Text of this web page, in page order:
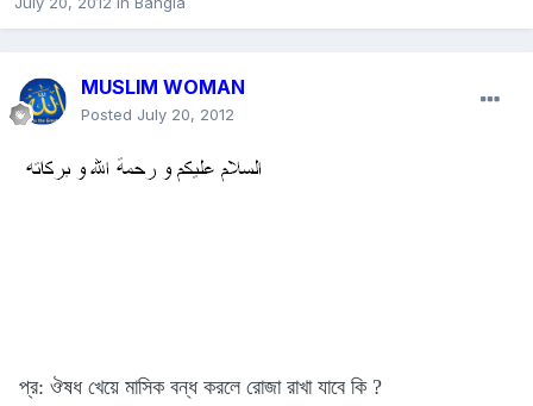
MUSLIM WOMAN
Posted July 20, 2012
প্র: ঔষধ খেয়ে মাসিক বন্ধ করলে রোজা রাখা যাবে কি ?